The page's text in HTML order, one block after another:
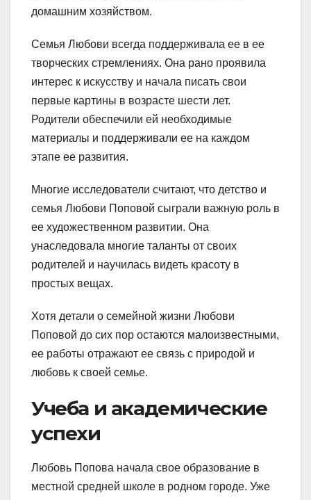
домашним хозяйством.
Семья Любови всегда поддерживала ее в ее
творческих стремлениях. Она рано проявила
интерес к искусству и начала писать свои
первые картины в возрасте шести лет.
Родители обеспечили ей необходимые
материалы и поддерживали ее на каждом
этапе ее развития.
Многие исследователи считают, что детство и
семья Любови Поповой сыграли важную роль в
ее художественном развитии. Она
унаследовала многие таланты от своих
родителей и научилась видеть красоту в
простых вещах.
Хотя детали о семейной жизни Любови
Поповой до сих пор остаются малоизвестными,
ее работы отражают ее связь с природой и
любовь к своей семье.
Учеба и академические
успехи
Любовь Попова начала свое образование в
местной средней школе в родном городе. Уже